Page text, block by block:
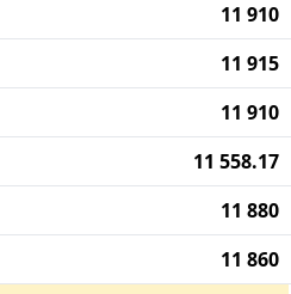
11 910
11 915
11 910
11 558.17
11 880
11 860